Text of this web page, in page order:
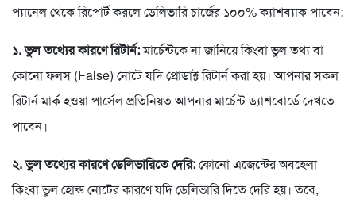
প্যানেল থেকে রিপোর্ট করলে ডেলিভারি চার্জের ১০০% ক্যাশব্যাক পাবেন:
১. ভুল তথ্যের কারণে রিটার্ন:মার্চেন্টকে না জানিয়ে কিংবা ভুল তথ্য বা
কোনো ফলস (False) নোটে যদি প্রোডাক্ট রিটার্ন করা হয়। আপনার সকল
রিটার্ন মার্ক হওয়া পার্সেল প্রতিনিয়ত আপনার মার্চেন্ট ড্যাশবোর্ডে দেখতে
পাবেন।
২. ভুল তথ্যের কারণেডেলিভারিতে দেরি:কোনো এজেন্টের অবহেলা
কিংবা ভুল হোল্ড নোটের কারণে যদি ডেলিভারি দিতে দেরি হয়। তবে,